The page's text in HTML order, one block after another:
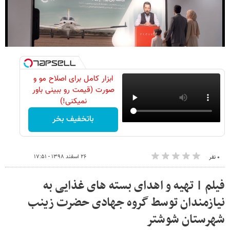
ابزار کامل برای اصلاح مو و
صورت (قیمت رو ببینی باور
نمیکنی!)
باتخفیف بخر
۰ نفر ۲۶ اسفند ۱۳۹۸ - ۱۷:۵۱
فیلم | تهیه و اهدای بسته های غذایی به
نیازمندان توسط گروه جهادی حضرت زینب
شهرستان شوشتر